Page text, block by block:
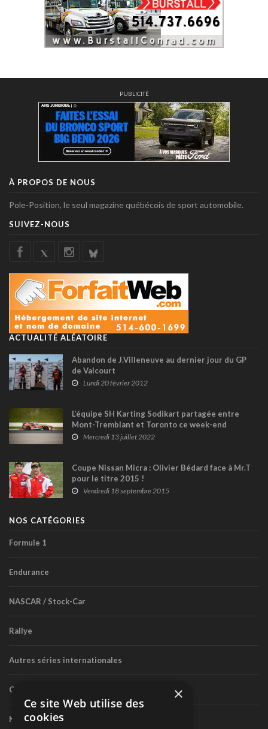
PUBLICITÉ
À PROPOS DE NOUS
Pole-Position, le seul magazine québécois de sport automobile.
SUIVEZ-NOUS
ACTUALITÉ ALÉATOIRE
Abandon de J.Villeneuve au dernier jour du GP
de Valcourt
Lundi 20 février 2012
L’équipe SH Karting Sodikart partagée entre
Mont-Tremblant et Toronto ce week-end
Mercredi 13 juillet 2022
Coupe Nissan Micra : Olivier Bédard face à Mr.T
pour le titre 2015 !
Vendredi 18 septembre 2015
NOS CATÉGORIES
Formule 1
Endurance
NASCAR / Stock-Car
Rallye
Autres séries internationales
Circuit routier canadien
Karting
×
Ce site Web utilise des
cookies